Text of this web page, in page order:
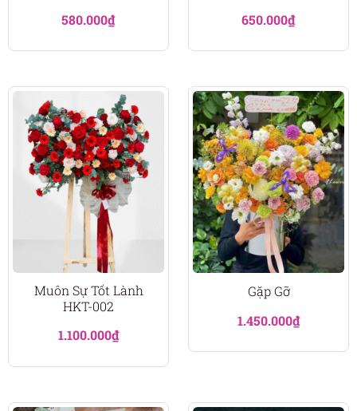
580.000₫
650.000₫
Muôn Sự Tốt Lành
HKT-002
1.100.000₫
Gặp Gỡ
1.450.000₫